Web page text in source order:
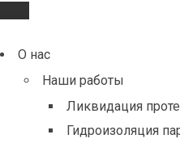
О нас
Наши работы
Ликвидация
Гидроизоляция